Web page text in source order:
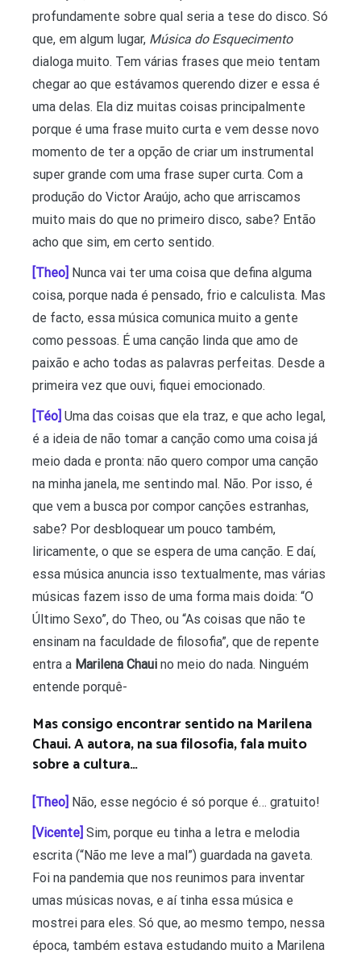
profundamente sobre qual seria a tese do disco. Só
que, em algum lugar, Música do Esquecimento
dialoga muito. Tem várias frases que meio tentam
chegar ao que estávamos querendo dizer e essa é
uma delas. Ela diz muitas coisas principalmente
porque é uma frase muito curta e vem desse novo
momento de ter a opção de criar um instrumental
super grande com uma frase super curta. Com a
produção do Victor Araújo, acho que arriscamos
muito mais do que no primeiro disco, sabe? Então
acho que sim, em certo sentido.
[Theo] Nunca vai ter uma coisa que defina alguma
coisa, porque nada é pensado, frio e calculista. Mas
de facto, essa música comunica muito a gente
como pessoas. É uma canção linda que amo de
paixão e acho todas as palavras perfeitas. Desde a
primeira vez que ouvi, fiquei emocionado.
[Téo] Uma das coisas que ela traz, e que acho legal,
é a ideia de não tomar a canção como uma coisa já
meio dada e pronta: não quero compor uma canção
na minha janela, me sentindo mal. Não. Por isso, é
que vem a busca por compor canções estranhas,
sabe? Por desbloquear um pouco também,
liricamente, o que se espera de uma canção. E daí,
essa música anuncia isso textualmente, mas várias
músicas fazem isso de uma forma mais doida: “O
Último Sexo”, do Theo, ou “As coisas que não te
ensinam na faculdade de filosofia”, que de repente
entra a Marilena Chaui no meio do nada. Ninguém
entende porquê-
Mas consigo encontrar sentido na Marilena
Chaui. A autora, na sua filosofia, fala muito
sobre a cultura…
[Theo] Não, esse negócio é só porque é… gratuito!
[Vicente] Sim, porque eu tinha a letra e melodia
escrita (“Não me leve a mal”) guardada na gaveta.
Foi na pandemia que nos reunimos para inventar
umas músicas novas, e aí tinha essa música e
mostrei para eles. Só que, ao mesmo tempo, nessa
época, também estava estudando muito a Marilena